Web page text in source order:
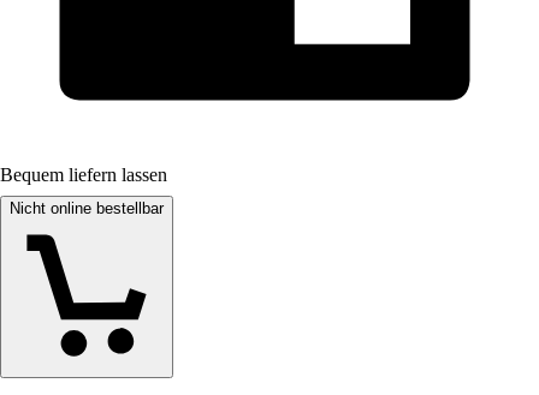
Bequem liefern lassen
Nicht online bestellbar